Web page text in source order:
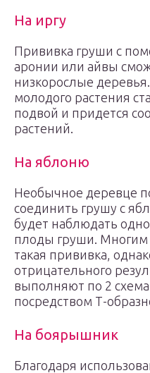
На иргу
Прививка груши с
аронии или айвы
низкорослые
молодого растения
подвой и придется
растений.
На яблоню
Необычное деревце
соединить грушу с
будет наблюдать
плоды груши. Многим
такая прививка,
отрицательного
выполняют по 2
посредством Т-
На боярышник
Благодаря